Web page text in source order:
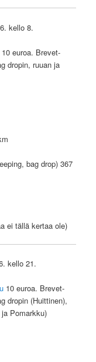
kello 8.
10 euroa. Brevet-
dropin, ruuan ja
bag drop) 367
ei tällä kertaa ole)
kello 21.
10 euroa. Brevet-
dropin (Huittinen),
Pomarkku)